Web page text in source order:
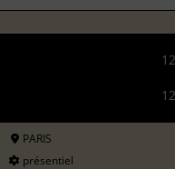
PARIS
présentiel